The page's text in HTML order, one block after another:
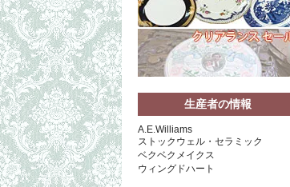
生産者の情報
A.E.Williams
ストックウェル・セラミック
ベクベクメイクス
ウィングドハート